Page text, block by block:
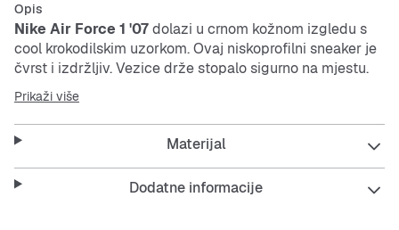
Opis
Nike Air Force 1 '07dolazi u crnom kožnom izgledu s
cool krokodilskim uzorkom. Ovaj niskoprofilni sneaker je
čvrst i izdržljiv. Vezice drže stopalo sigurno na mjestu.
Vječni klasik koji tvoj stil čini opuštenim.
Features:
Prikaži više
Materijal
Dodatne informacije